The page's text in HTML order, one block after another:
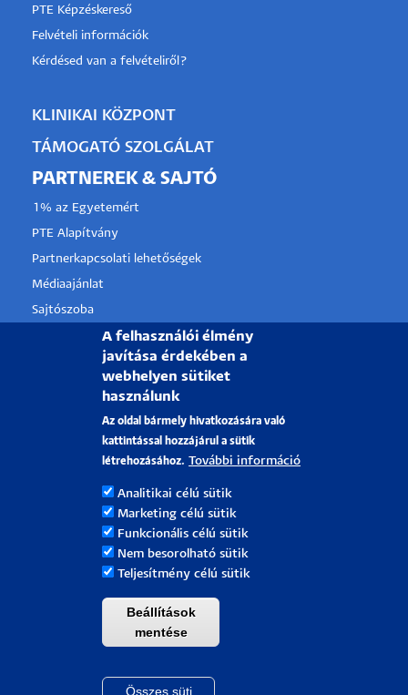
PTE Képzéskereső
Felvételi információk
Kérdésed van a felvételiről?
KLINIKAI KÖZPONT
TÁMOGATÓ SZOLGÁLAT
PARTNEREK & SAJTÓ
1% az Egyetemért
PTE Alapítvány
Partnerkapcsolati lehetőségek
Médiaajánlat
Sajtószoba
Pályázati projektek
PÉCSI TUDOMÁNYEGYETEM
H-7622 Pécs, Vasvári Pál utca. 4.
Tel.:+36-72/501-500
Rektori Kabinet: +36 30/787-2913
Pécsi Tudományegyetem | Kancellária
A felhasználói élmény
javítása érdekében a
webhelyen sütiket
használunk
Az oldal bármely hivatkozására való
kattintással hozzájárul a sütik
létrehozásához. További információ
Analitikai célú sütik
Marketing célú sütik
Funkcionális célú sütik
Nem besorolható sütik
Teljesítmény célú sütik
Beállítások
mentése
Összes süti